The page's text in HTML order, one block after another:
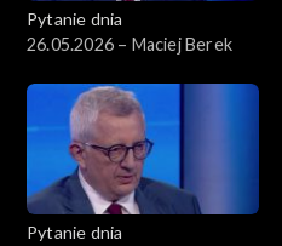
Pytanie dnia
26.05.2026 – Maciej Berek
Pytanie dnia